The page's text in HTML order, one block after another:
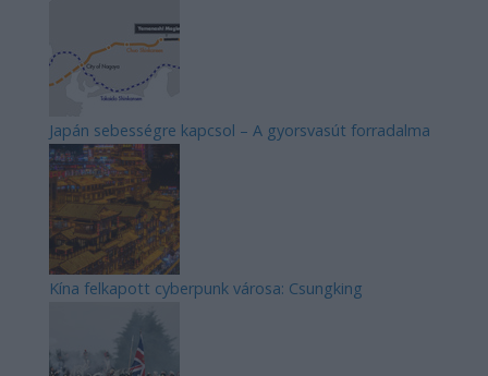
Japán sebességre kapcsol – A gyorsvasút forradalma
Kína felkapott cyberpunk városa: Csungking